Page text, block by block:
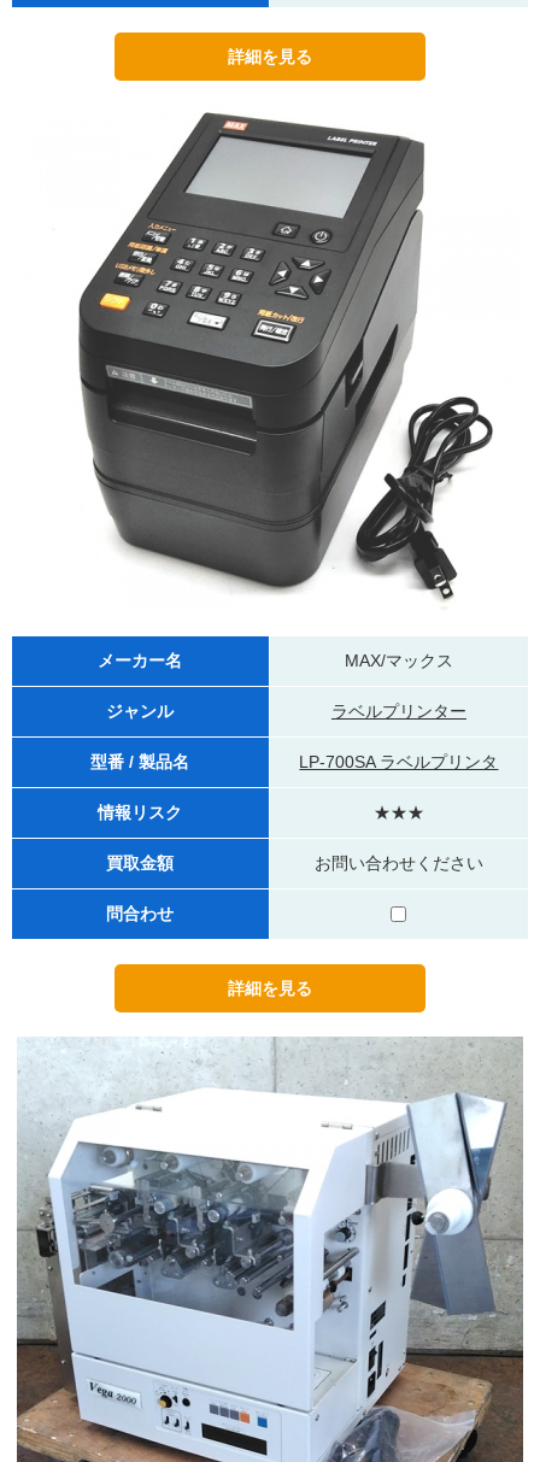
メーカー名 MAX/マックス
ジャンル ラベルプリンター
型番 / 製品名 LP-700SA ラベルプリンタ
情報リスク ★★★
買取金額 お問い合わせください
問合わせ